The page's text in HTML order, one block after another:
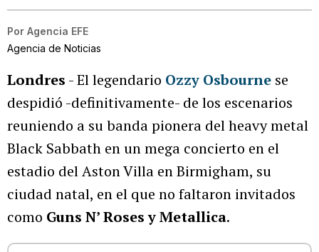
Por Agencia EFE
Agencia de Noticias
Londres - El legendario Ozzy Osbourne se
despidió -definitivamente- de los escenarios
reuniendo a su banda pionera del heavy metal
Black Sabbath en un mega concierto en el
estadio del Aston Villa en Birmigham, su
ciudad natal, en el que no faltaron invitados
como Guns N’ Roses yMetallica.